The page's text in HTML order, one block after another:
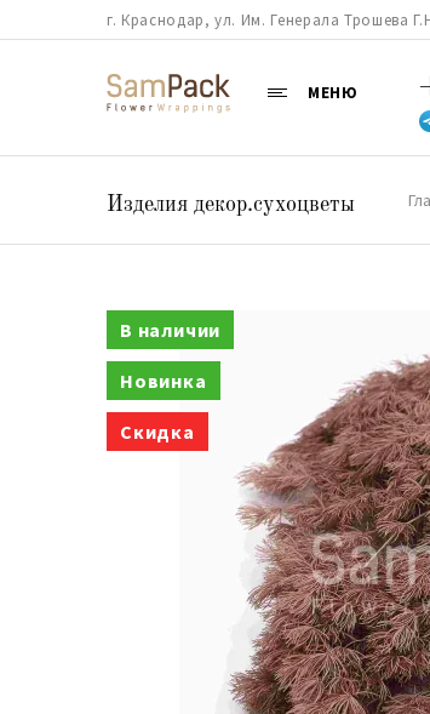
г. Краснодар, ул. Им. Генерала Трошева
МЕНЮ
Изделия декор.сухоцветы
В наличии
Новинка
Скидка